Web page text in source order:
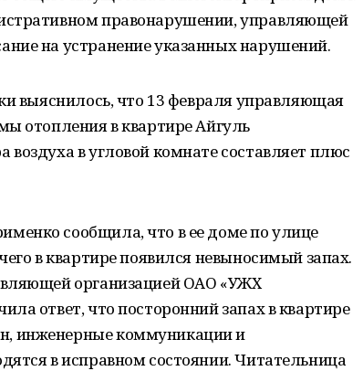
правонарушении, управляющей
на устранение указанных нарушений.
выяснилось, что 13 февраля управляющая
отопления в квартире Айгуль
в угловой комнате составляет плюс
сообщила, что в ее доме по улице
в квартире появился невыносимый запах.
организацией ОАО «УЖХ
ответ, что посторонний запах в квартире
инженерные коммуникации и
в исправном состоянии. Читательница